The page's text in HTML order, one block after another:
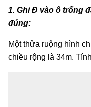
1. Ghi Đ vào ô trống
đúng:
Một thửa ruộng hình
chiều rộng là 34m.